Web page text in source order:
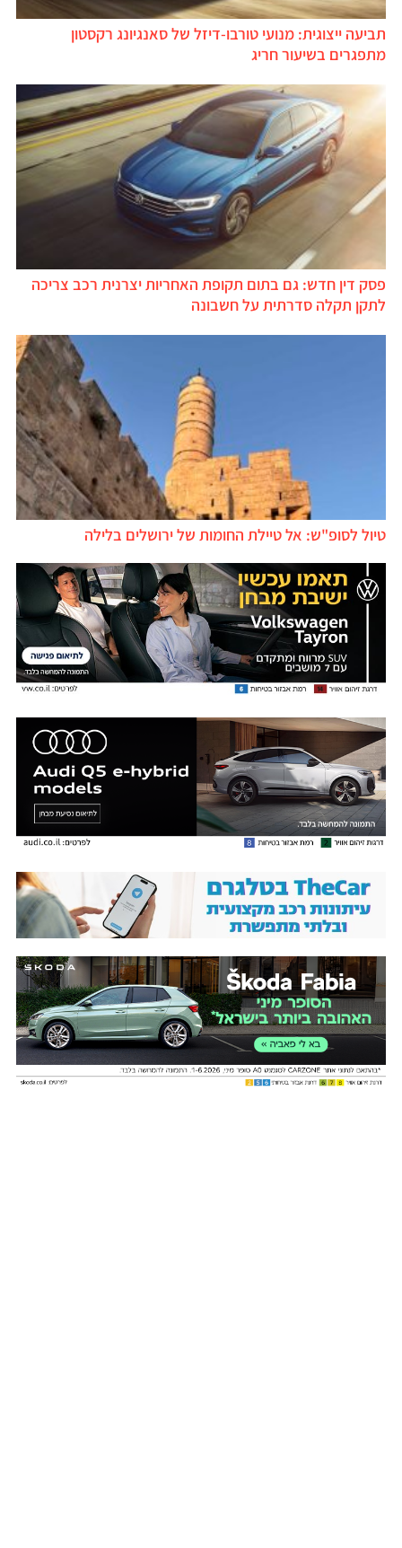
תביעה ייצוגית: מנועי טורבו-דיזל של סאנגיונג רקסטון
מתפגרים בשיעור חריג
פסק דין חדש: גם בתום תקופת האחריות יצרנית רכב צריכה
לתקן תקלה סדרתית על חשבונה
טיול לסופ"ש: אל טיילת החומות של ירושלים בלילה